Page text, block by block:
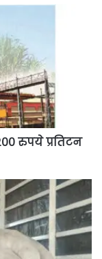
रुपये प्रतिटन